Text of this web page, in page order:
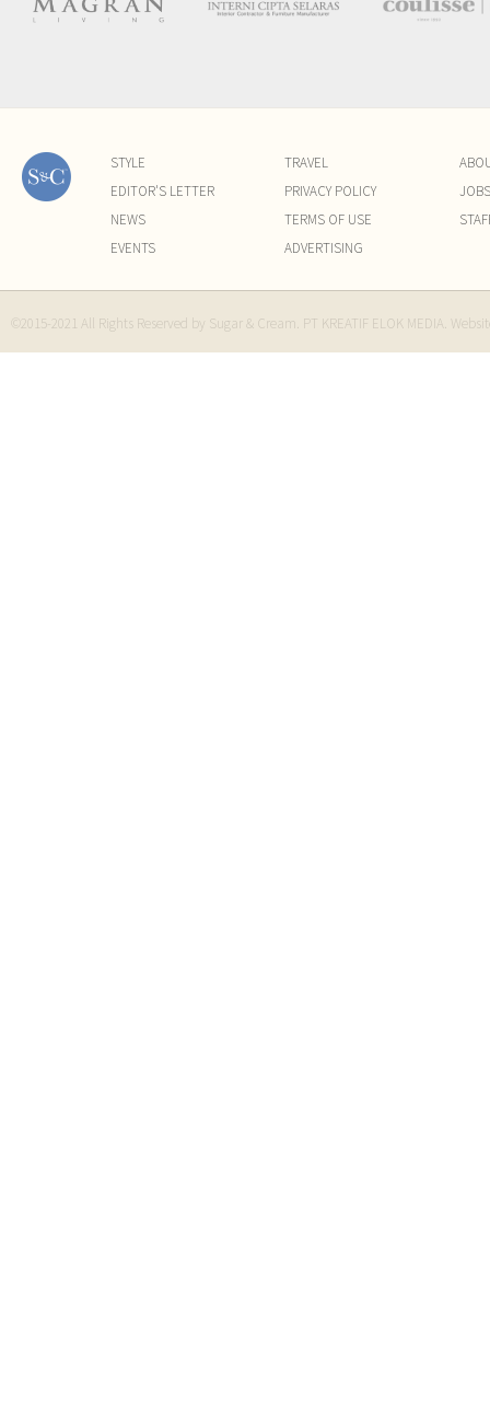
STYLE
EDITOR'S LETTER
NEWS
EVENTS
TRAVEL
PRIVACY POLICY
TERMS OF USE
ADVERTISING
JOBS
©2015-2021 All Rights Reserved by Sugar & Cream. PT KREATIF ELOK MEDIA.